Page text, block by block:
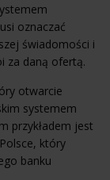
oznaczać
świadomości i
za daną ofertą.
otwarcie
systemem
przykładem jest
który
banku